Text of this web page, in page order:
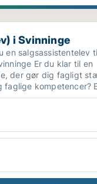
i Svinninge
en salgsassistentelev
Er du klar til en
der gør dig fagligt
faglige kompetencer?